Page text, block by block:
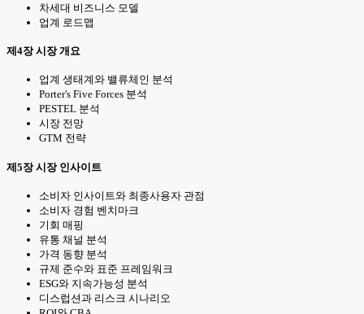
차세대 비즈니스 모델
업계 로드맵
제4장 시장 개요
업계 생태계와 밸류체인 분석
Porter's Five Forces 분석
PESTEL 분석
시장 전망
GTM 전략
제5장 시장 인사이트
소비자 인사이트와 최종사용자 관점
소비자 경험 벤치마크
기회 매핑
유통 채널 분석
가격 동향 분석
규제 준수와 표준 프레임워크
ESG와 지속가능성 분석
디스럽션과 리스크 시나리오